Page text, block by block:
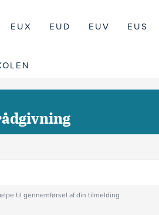
EUX EUD EUV EUS
til gennemførsel af din tilmelding